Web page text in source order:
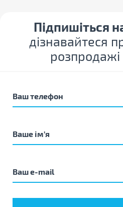
Підпишіться
дізнавайтеся